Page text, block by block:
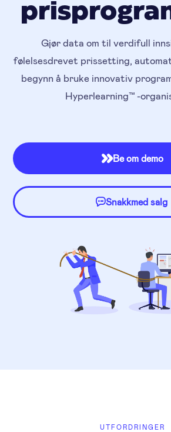
Gjør data om til verdifull
følelsesdrevet prissetting,
begynn å bruke innovativ
Hyperlearning™ -
Be om demo
Snakkmed salg
UTFORDRINGER